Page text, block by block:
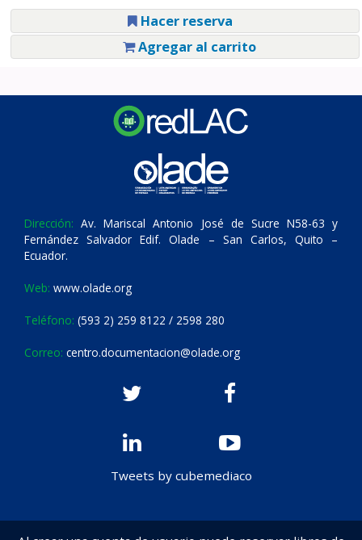
Hacer reserva
Agregar al carrito
Dirección: Av. Mariscal Antonio José de Sucre N58-63 y
Fernández Salvador Edif. Olade – San Carlos, Quito –
Ecuador.
Web: www.olade.org
Teléfono: (593 2) 259 8122 / 2598 280
Correo: centro.documentacion@olade.org
Tweets by cubemediaco